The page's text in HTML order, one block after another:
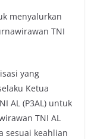
menyalurkan
TNI
yang
Ketua
AL (P3AL) untuk
TNI AL
sesuai keahlian